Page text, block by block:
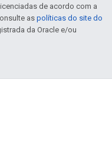
de acordo com a
aspolíticas do site do
da Oracle e/ou